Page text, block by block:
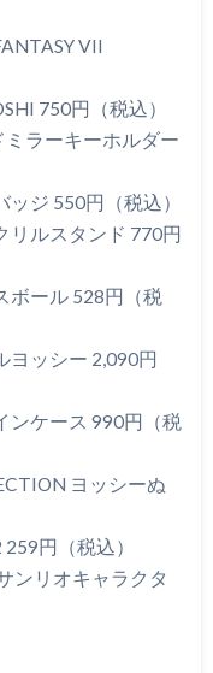
VII
750円（税込）
ミラーキーホルダー
ジ 550円（税込）
ルスタンド 770円
ール 528円（税
ッシー 2,090円
ンケース 990円（税
ヨッシーぬ
円（税込）
ンリオキャラクタ